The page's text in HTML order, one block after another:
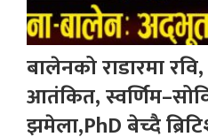
बालेनको राडारमा
आतंकित,
झमेला,PhD बेच्दै